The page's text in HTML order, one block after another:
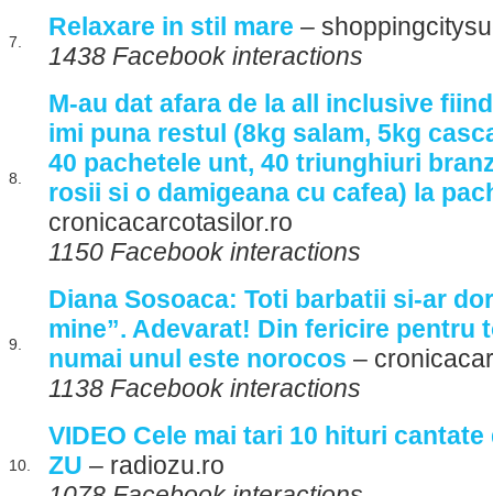
7.
Relaxare in stil mare –
1438 Facebook interactions
8.
M-au dat afara de la all inclusive
imi puna restul (8kg salam, 5kg
40 pachetele unt, 40 triunghiuri
rosii si o damigeana cu cafea) la
cronicacarcotasilor.ro
1150 Facebook interactions
9.
Diana Sosoaca: Toti barbatii si-ar
mine”. Adevarat! Din fericire pentru
numai unul este norocos –
1138 Facebook interactions
10.
VIDEO Cele mai tari 10 hituri cantate
ZU – radiozu.ro